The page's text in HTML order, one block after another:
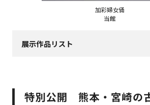
加彩婦女俑
当館
展示作品リスト
特別公開 熊本・宮崎の